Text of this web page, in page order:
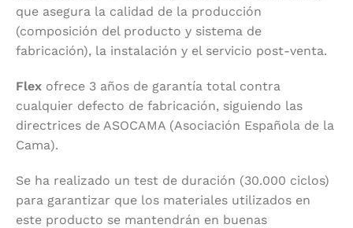
que asegura la calidad de la producción
(composición del producto y sistema de
fabricación), la instalación y el servicio post-venta.
Flex ofrece 3 años de garantía total contra
cualquier defecto de fabricación, siguiendo las
directrices de ASOCAMA (Asociación Española de la
Cama).
Se ha realizado un test de duración (30.000 ciclos)
para garantizar que los materiales utilizados en
este producto se mantendrán en buenas